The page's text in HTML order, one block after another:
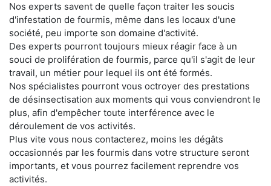
Nos experts savent de quelle façon traiter les soucis
d'infestation de fourmis, même dans les locaux d'une
société, peu importe son domaine d'activité.
Des experts pourront toujours mieux réagir face à un
souci de prolifération de fourmis, parce qu'il s'agit de leur
travail, un métier pour lequel ils ont été formés.
Nos spécialistes pourront vous octroyer des prestations
de désinsectisation aux moments qui vous conviendront le
plus, afin d'empêcher toute interférence avec le
déroulement de vos activités.
Plus vite vous nous contacterez, moins les dégâts
occasionnés par les fourmis dans votre structure seront
importants, et vous pourrez facilement reprendre vos
activités.